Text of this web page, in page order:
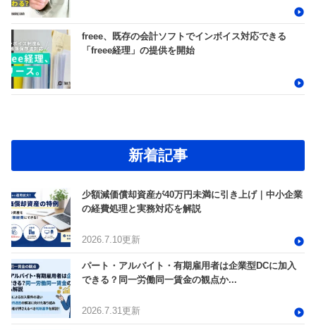
freee、既存の会計ソフトでインボイス対応できる
「freee経理」の提供を開始
新着記事
少額減価償却資産が40万円未満に引き上げ｜中小企業
の経費処理と実務対応を解説
2026.7.10更新
パート・アルバイト・有期雇用者は企業型DCに加入
できる？同一労働同一賃金の観点か...
2026.7.31更新